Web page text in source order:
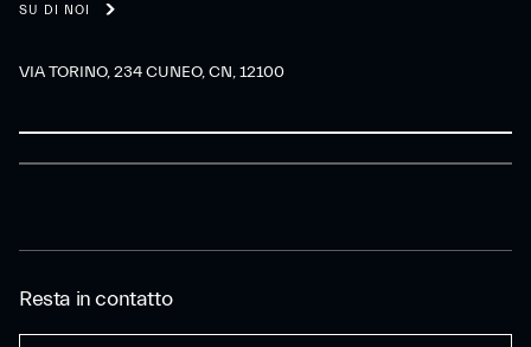
SU DI NOI
VIA TORINO, 234 CUNEO, CN, 12100
Resta in contatto